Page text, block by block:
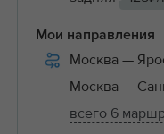
Мои направления
Москва —
Москва —
всего 6